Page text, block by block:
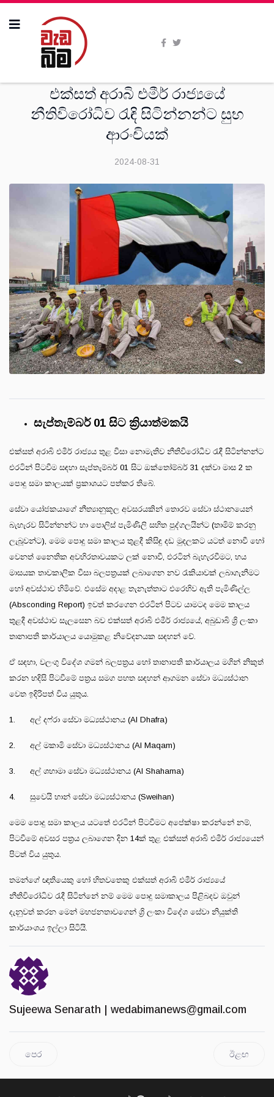
එක්සත් අරාබි එමීර් රාජ්‍යයේ
නීතිවිරෝධිව රැඳි සිටින්නන්ට සුභ
ආරංචියක්
2024-08-31
සැප්තැම්බර් 01 සිට ක්‍රියාත්මකයි
එක්සත් අරාබි එමීර් රාජ්‍යය තුළ වීසා නොමැතිව නීතිවිරෝධීව රැඳී සිටින්නන්ට
එරටින් පිටවීම සඳහා සැප්තැම්බර් 01 සිට ඔක්තෝම්බර් 31 දක්වා මාස 2 ක
පොදු සමා කාලයක් ප්‍රකාශයට පත්කර තිබේ.
සේවා යෝජකයාගේ නීත්‍යානුකූල අවසරයකින් තොරව සේවා ස්ථානයෙන්
බැහැරව සිටින්නන්ට හා පොලිස් පැමිණිලි සහිත පුද්ගලයින්ට (තාමිම් කරනු
ලැබූවන්ට), මෙම පොදු සමා කාලය තුළදී කිසිඳු දඩ මුදලකට යටත් නොවී හෝ
වෙනත් නෛතික අවහිරතාවයකට ලක් නොවී, එරටින් බැහැරවීමට, හය
මාසයක තාවකාලික වීසා බලපත්‍රයක් ලබාගෙන නව රැකියාවක් ලබාගැනීමට
හෝ අවස්ථාව හිමිවේ. එසේම අදාළ තැනැත්තාට එරෙහිව ඇති පැමිණිල්ල
(Absconding Report) ඉවත් කරගෙන එරටින් පිටව යාමටද මෙම කාලය
තුළදී අවස්ථාව සැලසෙන බව එක්සත් අරාබි එමීර් රාජ්‍යයේ, අබුඩාබි ශ්‍රි ලංකා
තානාපති කාර්යාලය යොමුකළ නිවේදනයක සඳහන් වේ.
ඒ සඳහා, වලංගු විදේශ ගමන් බලපත්‍රය හෝ තානාපති කාර්යාලය මගින් නිකුත්
කරන හදිසි පිටවීමේ පත්‍රය සමග පහත සඳහන් ආගමන සේවා මධ්‍යස්ථාන
වෙත ඉදිරිපත් විය යුතුය.
1. අල් දෆ්රා සේවා මධ්‍යස්ථානය (Al Dhafra)
2. අල් මකාමි සේවා මධ්‍යස්ථානය (Al Maqam)
3. අල් ශහාමා සේවා මධ්‍යස්ථානය (Al Shahama)
4. සුවෙයි හාන් සේවා මධ්‍යස්ථානය (Sweihan)
මෙම පොදු සමා කාලය යටතේ එරටින් පිටවීමට අපේක්ෂා කරන්නේ නම්,
පිටවීමේ අවසර පත්‍රය ලබාගෙන දින 14ක් තුළ එක්සත් අරාබි එමීර් රාජ්‍යයෙන්
පිටත් විය යුතුය.
තමන්ගේ ඥාතියෙකු හෝ හිතවතෙකු එක්සත් අරාබි එමීර් රාජ්‍යයේ
නීතිවිරෝධිව රැදී සිටින්නේ නම් මෙම පොදු සමාකාලය පිළිබදව ඔවුන්
දැනුවත් කරන මෙන් මහජනතාවගෙන් ශ්‍රි ලංකා විදේශ සේවා නියුක්ති
කාර්යාංශය ඉල්ලා සිටියි.
Sujeewa Senarath | wedabimanews@gmail.com
පෙර ඊළඟ